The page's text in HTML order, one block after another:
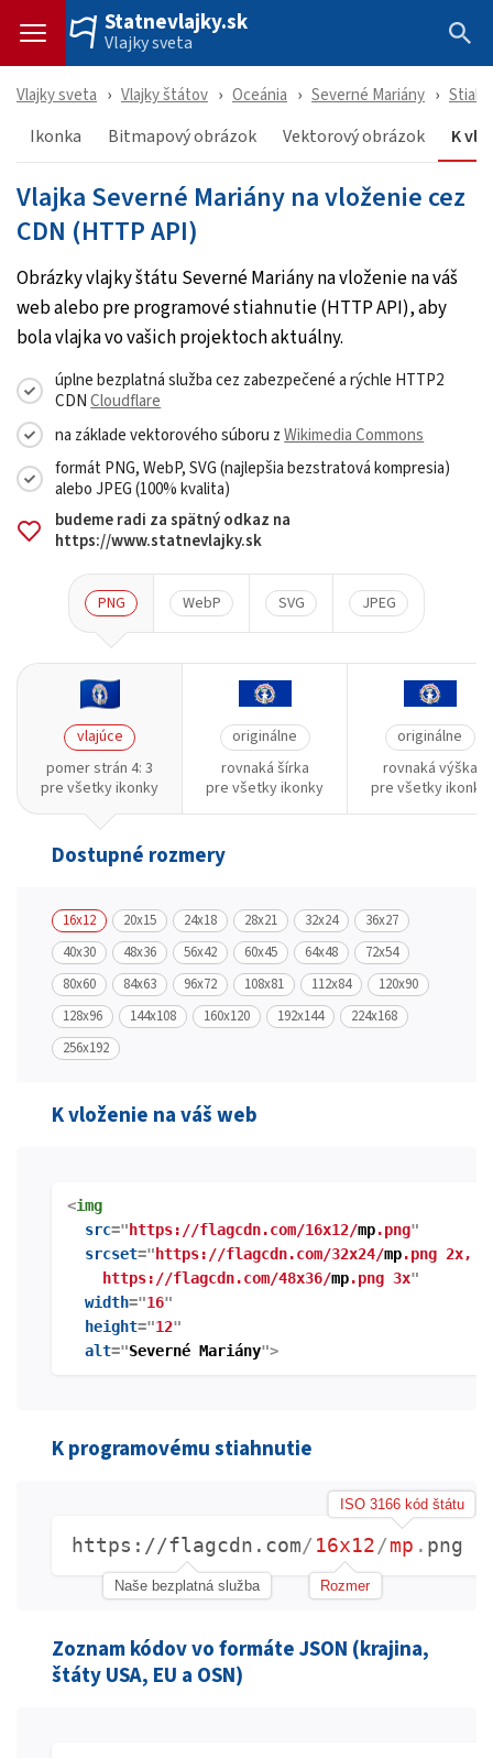
Statnevlajky.sk
Vlajky sveta
Vlajky sveta Vlajky štátov Oceánia Severné Mariány
Ikonka Bitmapový obrázok Vektorový obrázok K
Vlajka Severné Mariány na vloženie cez
CDN (HTTP API)
Obrázky vlajky štátu Severné Mariány na vloženie na váš
web alebo pre programové stiahnutie (HTTP API), aby
bola vlajka vo vašich projektoch aktuálny.
úplne bezplatná služba cez zabezpečené a rýchle HTTP2
CDNCloudflare
na základe vektorového súboru zWikimedia Commons
formát PNG, WebP, SVG (najlepšia bezstratová kompresia)
alebo JPEG (100% kvalita)
budeme radi za spätný odkaz na
https://www.statnevlajky.sk
PNG WebP SVG JPEG
vlajúce
pomer strán 4: 3
pre všetky ikonky
originálne
rovnaká šírka
pre všetky ikonky
originálne
rovnaká výška
pre všetky ikonky
Dostupné rozmery
16x12 20x15 24x18 28x21 32x24
36x27
40x30
48x36 56x42 60x45 64x48
72x54
80x60
84x63 96x72 108x81 112x84
120x90
128x96
144x108 160x120 192x144
224x168
256x192
K vloženie na váš web
<img
src=" https://flagcdn.com/16x12/mp.png"
srcset=" https://flagcdn.com/32x24/mp.png 2x,
https://flagcdn.com/48x36/mp.png 3x"
width="16"
height="12"
alt="Severné Mariány">
K programovému stiahnutie
https://flagcdn.com
Naše bezplatná služba
/16x12
Rozmer
/mp
ISO 3166 kód štátu
. png
Zoznam kódov vo formáte JSON (krajina,
štáty USA, EU a OSN)